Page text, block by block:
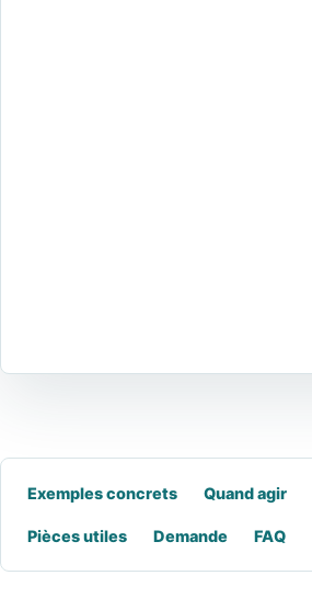
Exemples concrets Quand agir
Pièces utiles Demande FAQ